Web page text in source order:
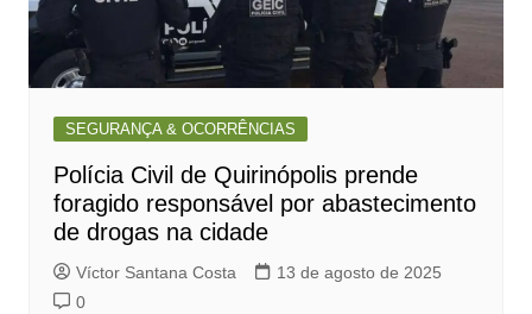
SEGURANÇA & OCORRÊNCIAS
Polícia Civil de Quirinópolis prende
foragido responsável por abastecimento
de drogas na cidade
Víctor Santana Costa
13 de agosto de 2025
0